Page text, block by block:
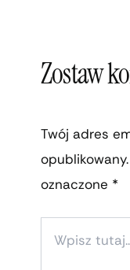
Zostaw
Twój adres
opublikowany.
oznaczone *
TUTAJ..